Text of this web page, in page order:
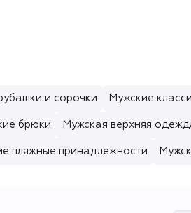
и сорочки Мужские
брюки Мужская верхняя
пляжные принадлежности